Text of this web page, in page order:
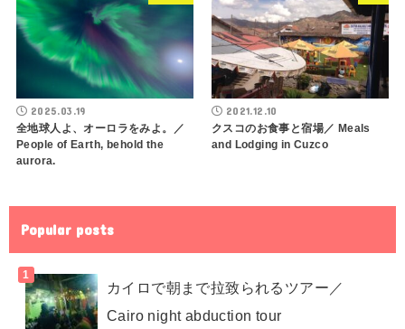
2025.03.19
全地球人よ、オーロラをみよ。／
People of Earth, behold the
aurora.
2021.12.10
クスコのお食事と宿場／ Meals
and Lodging in Cuzco
Popular posts
カイロで朝まで拉致られるツアー／
Cairo night abduction tour